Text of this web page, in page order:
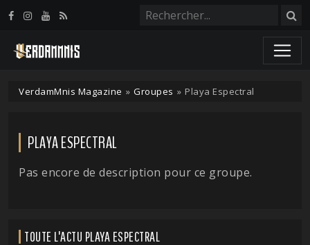
VerdamMnis Magazine » Groupes » Playa Espectral
PLAYA ESPECTRAL
Pas encore de description pour ce groupe.
TOUTE L'ACTU PLAYA ESPECTRAL
Panneau de gestion des cookies